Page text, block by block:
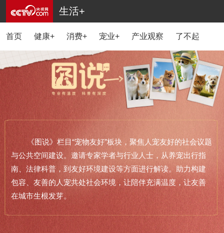
生活+
首页 健康+ 消费+ 宠业+ 产业观察 了不起的国货
《图说》栏目“宠物友好”板块，聚焦人宠友好的社会议题
与公共空间建设。邀请专家学者与行业人士，从养宠出行指
南、法律科普，到友好环境建设等方面进行解读。助力构建
包容、友善的人宠共处社会环境，让陪伴充满温度，让友善
在城市生根发芽。